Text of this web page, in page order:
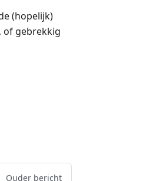
(hopelijk)
of gebrekkig
Ouder bericht